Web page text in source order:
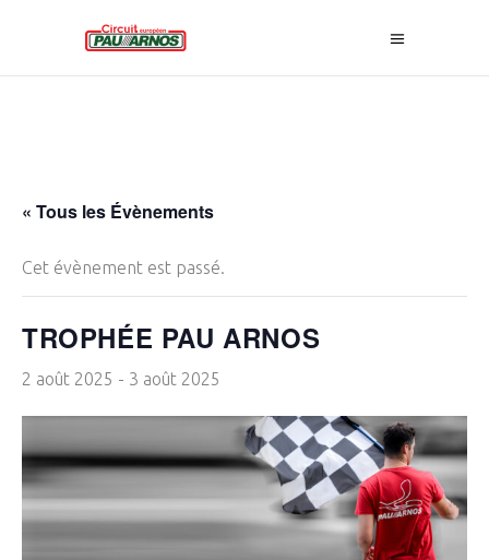
« Tous les Évènements
Cet évènement est passé.
TROPHÉE PAU ARNOS
2 août 2025 - 3 août 2025